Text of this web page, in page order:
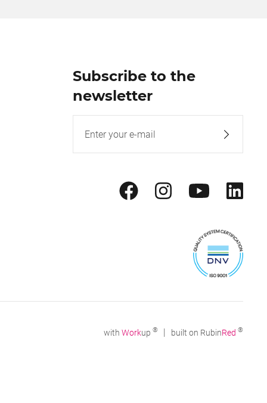
Subscribe to the
newsletter
with Workup ® | built on RubinRed ®